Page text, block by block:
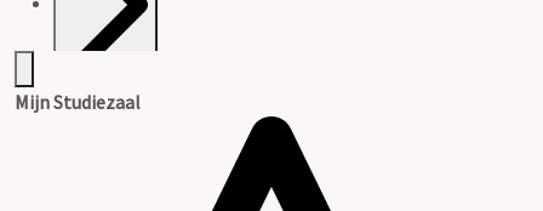
Mijn Studiezaal